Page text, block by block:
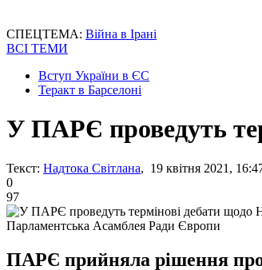
СПЕЦТЕМА: Війна в Ірані
ВСІ ТЕМИ
Вступ України в ЄС
Теракт в Барселоні
У ПАРЄ проведуть
Текст: Надтока Світлана, 19 квітня 2021,
0
97
Парламентська Асамблея Ради Європи
ПАРЄ прийняла рішення